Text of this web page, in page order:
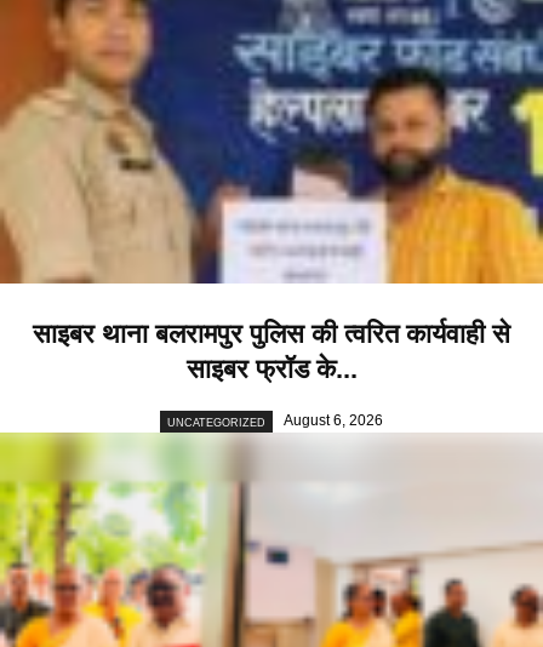
साइबर थाना बलरामपुर पुलिस की त्वरित कार्यवाही से
साइबर फ्रॉड के...
UNCATEGORIZED August 6, 2026